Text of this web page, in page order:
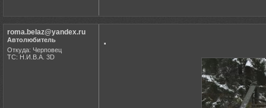
roma.belaz@yandex.ru
Автолюбитель
Откуда: Черповец
ТС: Н.И.В.А. 3D
.